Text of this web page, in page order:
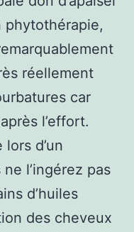
phytothérapie,
réellement
car
l’effort.
lors d’un
l’ingérez pas
d’huiles
des cheveux